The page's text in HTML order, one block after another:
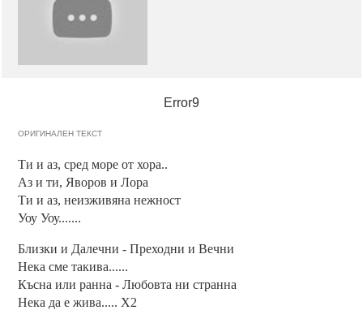
Error9
ОРИГИНАЛЕН ТЕКСТ
Ти и аз, сред море от хора..
Аз и ти, Яворов и Лора
Ти и аз, неизживяна нежност
Уоу Уоу.......
Близки и Далечни - Преходни и Вечни
Нека сме такива......
Късна или ранна - Любовта ни странна
Нека да е жива..... X2